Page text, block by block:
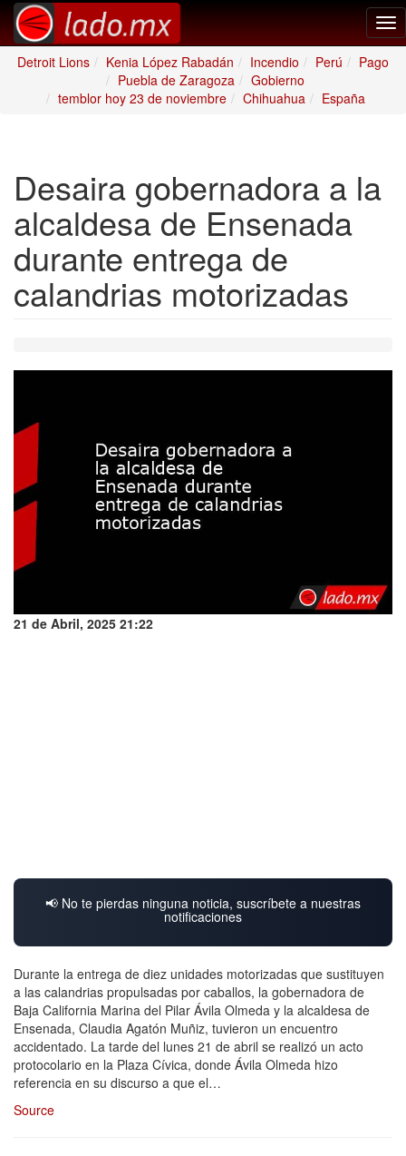
Detroit Lions
Kenia López Rabadán Incendio Perú
Pago
Puebla de Zaragoza
Gobierno
temblor hoy 23 de noviembre
Chihuahua España
Desaira gobernadora a la
alcaldesa de Ensenada
durante entrega de
calandrias motorizadas
21 de Abril, 2025 21:22
📢 No te pierdas ninguna noticia, suscríbete a nuestras
notificaciones
Durante la entrega de diez unidades motorizadas que sustituyen
a las calandrias propulsadas por caballos, la gobernadora de
Baja California Marina del Pilar Ávila Olmeda y la alcaldesa de
Ensenada, Claudia Agatón Muñiz, tuvieron un encuentro
accidentado. La tarde del lunes 21 de abril se realizó un acto
protocolario en la Plaza Cívica, donde Ávila Olmeda hizo
referencia en su discurso a que el…
Source